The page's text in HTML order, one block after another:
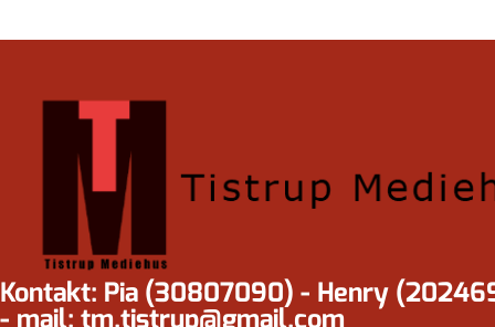
Kontakt: Pia (30807090) - Henry
- mail: tm.tistrup@gmail.com